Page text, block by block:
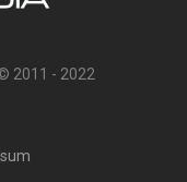
2011 - 2022